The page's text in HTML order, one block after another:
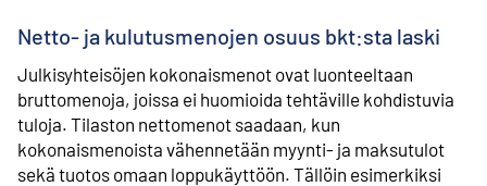
Netto- ja kulutusmenojen osuus bkt:sta laski
Julkisyhteisöjen kokonaismenot ovat luonteeltaan
bruttomenoja, joissa ei huomioida tehtäville kohdistuvia
tuloja. Tilaston nettomenot saadaan, kun
kokonaismenoista vähennetään myynti- ja maksutulot
sekä tuotos omaan loppukäyttöön. Tällöin esimerkiksi